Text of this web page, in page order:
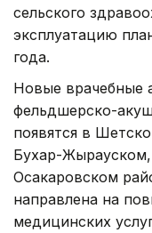
сельского
эксплуатацию
года.
Новые врачебные
фельдшерско-
появятся в
Бухар-
Осакаровском
направлена на
медицинских